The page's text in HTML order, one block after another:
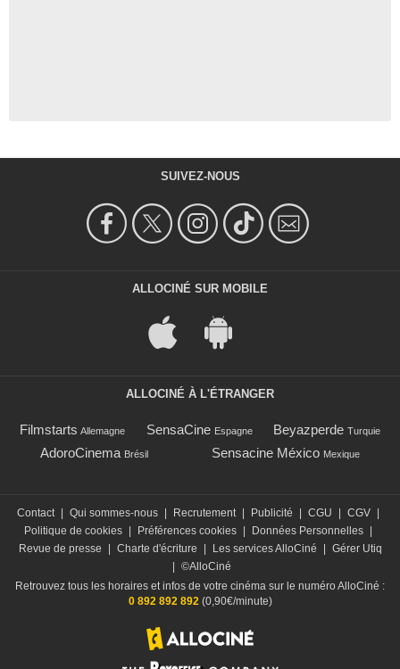
SUIVEZ-NOUS
ALLOCINÉ SUR MOBILE
ALLOCINÉ À L'ÉTRANGER
Filmstarts Allemagne SensaCine Espagne Beyazperde Turquie
AdoroCinema Brésil Sensacine México Mexique
Contact | Qui sommes-nous | Recrutement | Publicité | CGU | CGV |
Politique de cookies | Préférences cookies | Données Personnelles |
Revue de presse
| Charte d'écriture | Les services AlloCiné | Gérer Utiq
| ©AlloCiné
Retrouvez tous les horaires et infos de votre cinéma sur le numéro AlloCiné :
0 892 892 892 (0,90€/minute)